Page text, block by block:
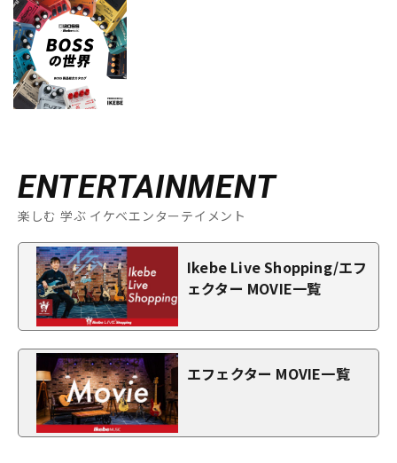
ENTERTAINMENT
楽しむ 学ぶ イケベエンターテイメント
Ikebe Live Shopping/エフ
ェクター MOVIE一覧
エフェクター MOVIE一覧